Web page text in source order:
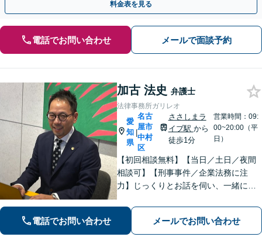
料金表を見る
電話でお問い合わせ メールで面談予約
加古 法史 弁護士
法律事務所ガリレオ
愛
知
県
|
名古
屋市
中村
区
ささしまラ
イブ駅 から
徒歩1分
営業時間：09:
00~20:00（平
日）
【初回相談無料】【当日／土日／夜間
相談可】【刑事事件／企業法務に注
力】じっくりとお話を伺い、一緒にな
電話でお問い合わせ メールでお問い合わせ